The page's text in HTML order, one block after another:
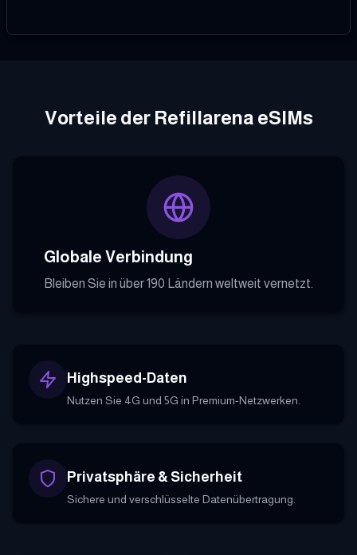
Vorteile der Refillarena eSIMs
Globale Verbindung
Bleiben Sie in über 190 Ländern weltweit vernetzt.
Highspeed-Daten
Nutzen Sie 4G und 5G in Premium-Netzwerken.
Privatsphäre & Sicherheit
Sichere und verschlüsselte Datenübertragung.